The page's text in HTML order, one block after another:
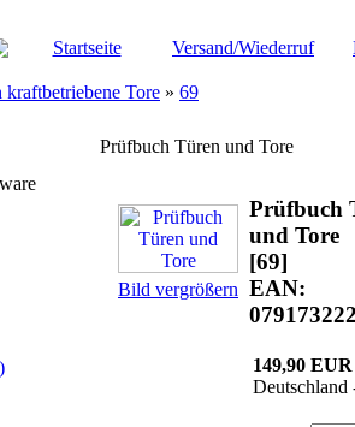
Startseite Versand/Wiederruf
kraftbetriebene Tore » 69
Prüfbuch Türen und Tore
Bild vergrößern
Prüfbuch
und Tore
[69]
EAN:
149,90 EUR
Deutschland